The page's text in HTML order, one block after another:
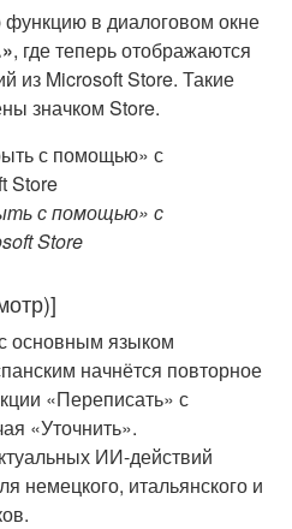
функцию в диалоговом окне
, где теперь отображаются
из Microsoft Store. Такие
значком Store.
с помощью» с
Store
основным языком
начнётся повторное
«Переписать» с
«Уточнить».
ИИ-действий
немецкого, итальянского и